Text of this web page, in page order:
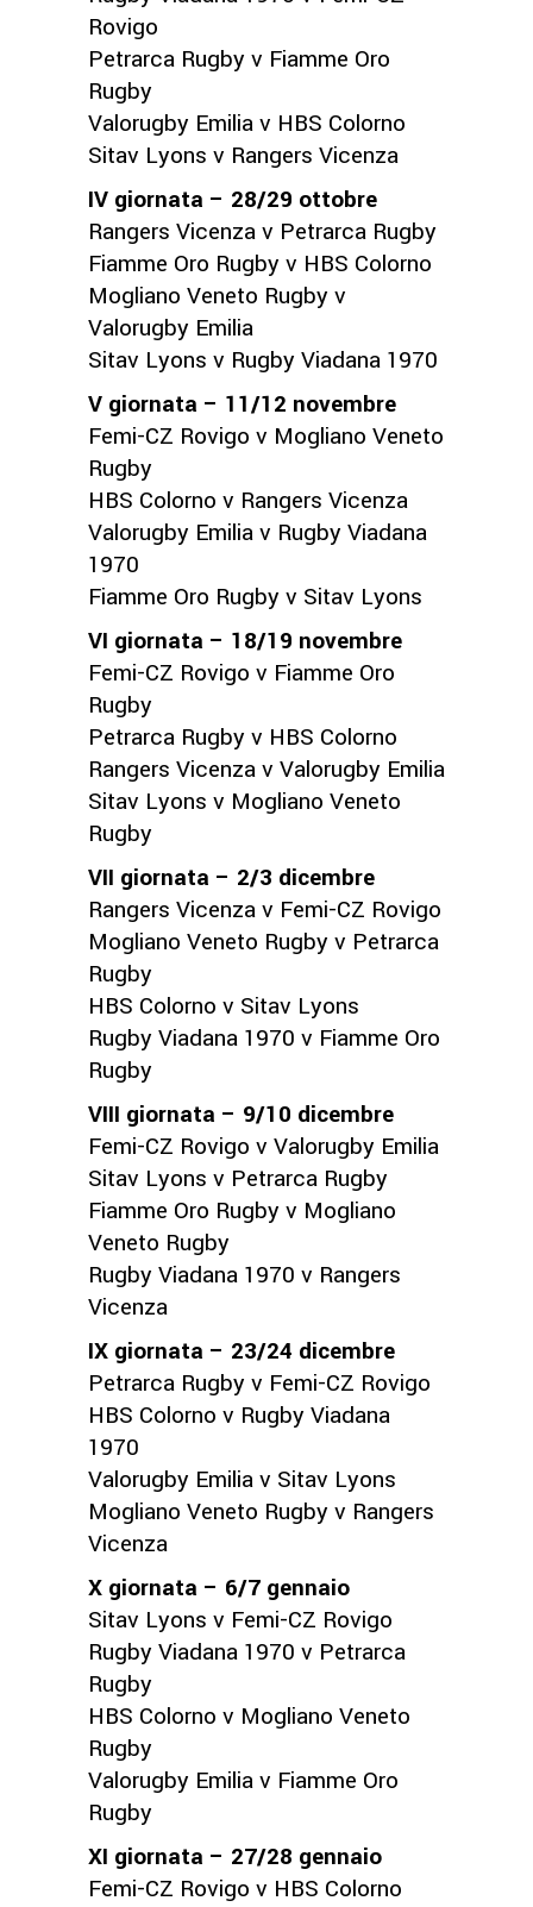
Rovigo
Petrarca Rugby v Fiamme Oro
Rugby
Valorugby Emilia v HBS Colorno
Sitav Lyons v Rangers Vicenza
IV giornata – 28/29 ottobre
Rangers Vicenza v Petrarca Rugby
Fiamme Oro Rugby v HBS Colorno
Mogliano Veneto Rugby v
Valorugby Emilia
Sitav Lyons v Rugby Viadana 1970
V giornata – 11/12 novembre
Femi-CZ Rovigo v Mogliano Veneto
Rugby
HBS Colorno v Rangers Vicenza
Valorugby Emilia v Rugby Viadana
1970
Fiamme Oro Rugby v Sitav Lyons
VI giornata – 18/19 novembre
Femi-CZ Rovigo v Fiamme Oro
Rugby
Petrarca Rugby v HBS Colorno
Rangers Vicenza v Valorugby Emilia
Sitav Lyons v Mogliano Veneto
Rugby
VII giornata – 2/3 dicembre
Rangers Vicenza v Femi-CZ Rovigo
Mogliano Veneto Rugby v Petrarca
Rugby
HBS Colorno v Sitav Lyons
Rugby Viadana 1970 v Fiamme Oro
Rugby
VIII giornata – 9/10 dicembre
Femi-CZ Rovigo v Valorugby Emilia
Sitav Lyons v Petrarca Rugby
Fiamme Oro Rugby v Mogliano
Veneto Rugby
Rugby Viadana 1970 v Rangers
Vicenza
IX giornata – 23/24 dicembre
Petrarca Rugby v Femi-CZ Rovigo
HBS Colorno v Rugby Viadana
1970
Valorugby Emilia v Sitav Lyons
Mogliano Veneto Rugby v Rangers
Vicenza
X giornata – 6/7 gennaio
Sitav Lyons v Femi-CZ Rovigo
Rugby Viadana 1970 v Petrarca
Rugby
HBS Colorno v Mogliano Veneto
Rugby
Valorugby Emilia v Fiamme Oro
Rugby
XI giornata – 27/28 gennaio
Femi-CZ Rovigo v HBS Colorno